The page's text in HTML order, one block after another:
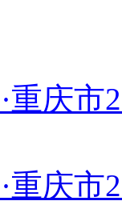
重庆市
重庆市